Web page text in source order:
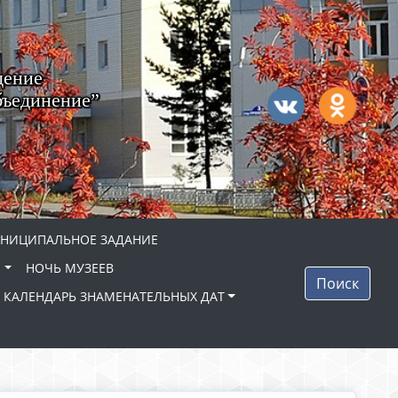
ЗАДАНИЕ
НОЧЬ МУЗЕЕВ
КАЛЕНДАРЬ ЗНАМЕНАТЕЛЬНЫХ ДАТ
Поиск